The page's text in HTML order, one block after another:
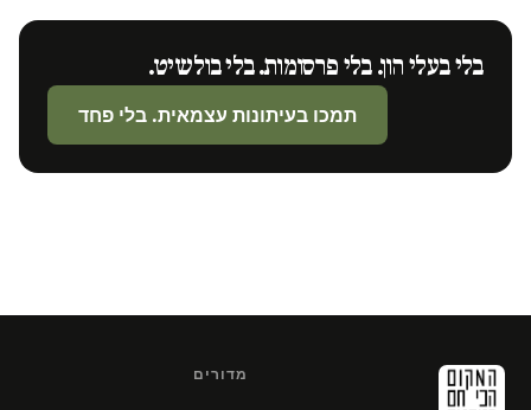
בלי בעלי הון. בלי פרסומות. בלי בולשיט.
תמכו בעיתונות עצמאית. בלי פחד
מדורים